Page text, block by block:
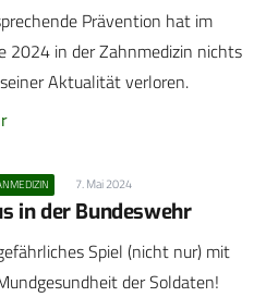
Prävention hat im
2024 in der Zahnmedizin nichts
Aktualität verloren.
7. Mai 2024
in der Bundeswehr
Spiel (nicht nur) mit
der Soldaten!